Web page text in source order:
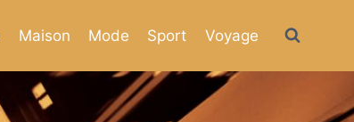
Maison Mode Sport Voyage